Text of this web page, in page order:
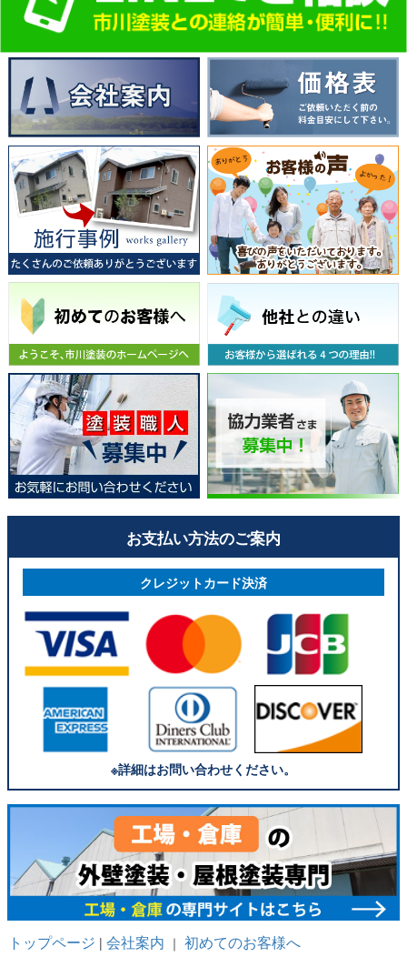
お支払い方法のご案内
クレジットカード決済
※詳細はお問い合わせください。
トップページ | 会社案内 ｜ 初めてのお客様へ